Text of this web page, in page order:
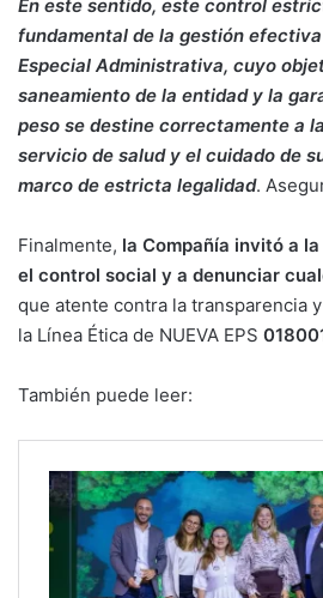
En este sentido, este control
fundamental de la gestión
Especial Administrativa, cuyo
saneamiento de la entidad y la
peso se destine correctamente a
servicio de salud y el cuidado de
marco de estricta legalidad.
Finalmente, la Compañía invitó a
el control social y a denunciar
que atente contra la transparencia
la Línea Ética de NUEVA EPS
También puede leer: